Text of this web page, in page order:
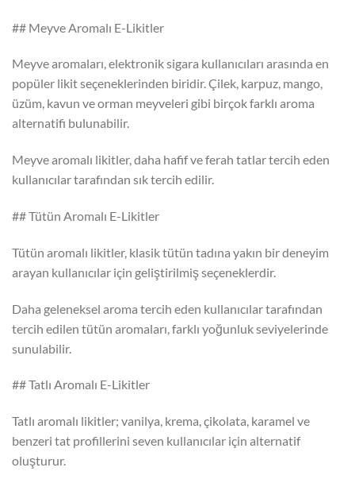
## Meyve Aromalı E-Likitler
Meyve aromaları, elektronik sigara kullanıcıları arasında en
popüler likit seçeneklerinden biridir. Çilek, karpuz, mango,
üzüm, kavun ve orman meyveleri gibi birçok farklı aroma
alternatifi bulunabilir.
Meyve aromalı likitler, daha hafif ve ferah tatlar tercih eden
kullanıcılar tarafından sık tercih edilir.
## Tütün Aromalı E-Likitler
Tütün aromalı likitler, klasik tütün tadına yakın bir deneyim
arayan kullanıcılar için geliştirilmiş seçeneklerdir.
Daha geleneksel aroma tercih eden kullanıcılar tarafından
tercih edilen tütün aromaları, farklı yoğunluk seviyelerinde
sunulabilir.
## Tatlı Aromalı E-Likitler
Tatlı aromalı likitler; vanilya, krema, çikolata, karamel ve
benzeri tat profillerini seven kullanıcılar için alternatif
oluşturur.